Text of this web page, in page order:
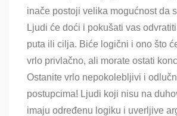
inače postoji velika mogućnost da
Ljudi će doći i pokušati vas
puta ili cilja. Biće logični i ono što
vrlo privlačno, ali morate ostati
Ostanite vrlo nepokolebljivi i
postupcima! Ljudi koji nisu na
imaju određenu logiku i uverljive